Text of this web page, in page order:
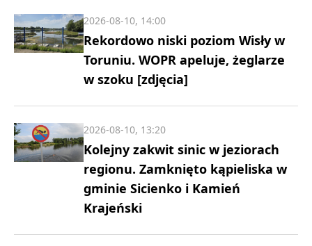
Rekordowo niski poziom Wisły w
Toruniu. WOPR apeluje, żeglarze
w szoku [zdjęcia]
2026-08-10, 14:00
Kolejny zakwit sinic w jeziorach
regionu. Zamknięto kąpieliska w
gminie Sicienko i Kamień
Krajeński
2026-08-10, 13:20